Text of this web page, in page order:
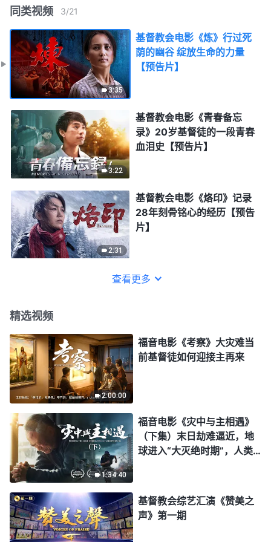
同类视频 3/21
3:35
基督教会电影《炼》行过死
荫的幽谷 绽放生命的力量
【预告片】
3:22
基督教会电影《青春备忘
录》20岁基督徒的一段青春
血泪史【预告片】
2:31
基督教会电影《烙印》记录
28年刻骨铭心的经历【预告
片】
查看更多
精选视频
2:00:00
福音电影《考察》大灾难当
前基督徒如何迎接主再来
1:34:40
福音电影《灾中与主相遇》
（下集）末日劫难逼近，地
球进入“大灭绝时期”，人类
基督教会综艺汇演《赞美之
声》第一期